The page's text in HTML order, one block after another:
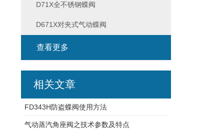
D71X全不锈钢蝶阀
D671X对夹式气动蝶阀
查看更多
相关文章
FD343H防盗蝶阀使用方法
气动蒸汽角座阀之技术参数及特点